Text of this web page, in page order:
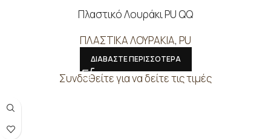
Πλαστικό Λουράκι PU QQ
ΠΛΑΣΤΙΚΑ ΛΟΥΡΑΚΙΑ, PU
ΔΙΑΒΑΣΤΕ ΠΕΡΙΣΣΟΤΕΡΑ
Συνδεθείτε για να δείτε τις τιμές